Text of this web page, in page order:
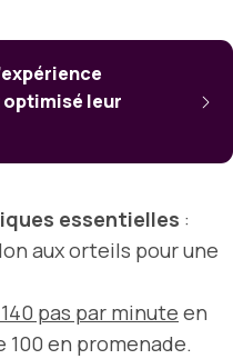
optimisé leur
essentielles :
aux orteils pour une
140 pas par minute en
en promenade.